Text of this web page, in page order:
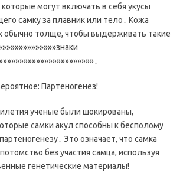
которые могут включать в себя укусы
самку за плавник или тело․ Кожа
обычно толще, чтобы выдерживать такие
Партеногенез!
ученые были шокированы,
самки акул способны к бесполому
Это означает, что самка
без участия самца, используя
генетические материалы!